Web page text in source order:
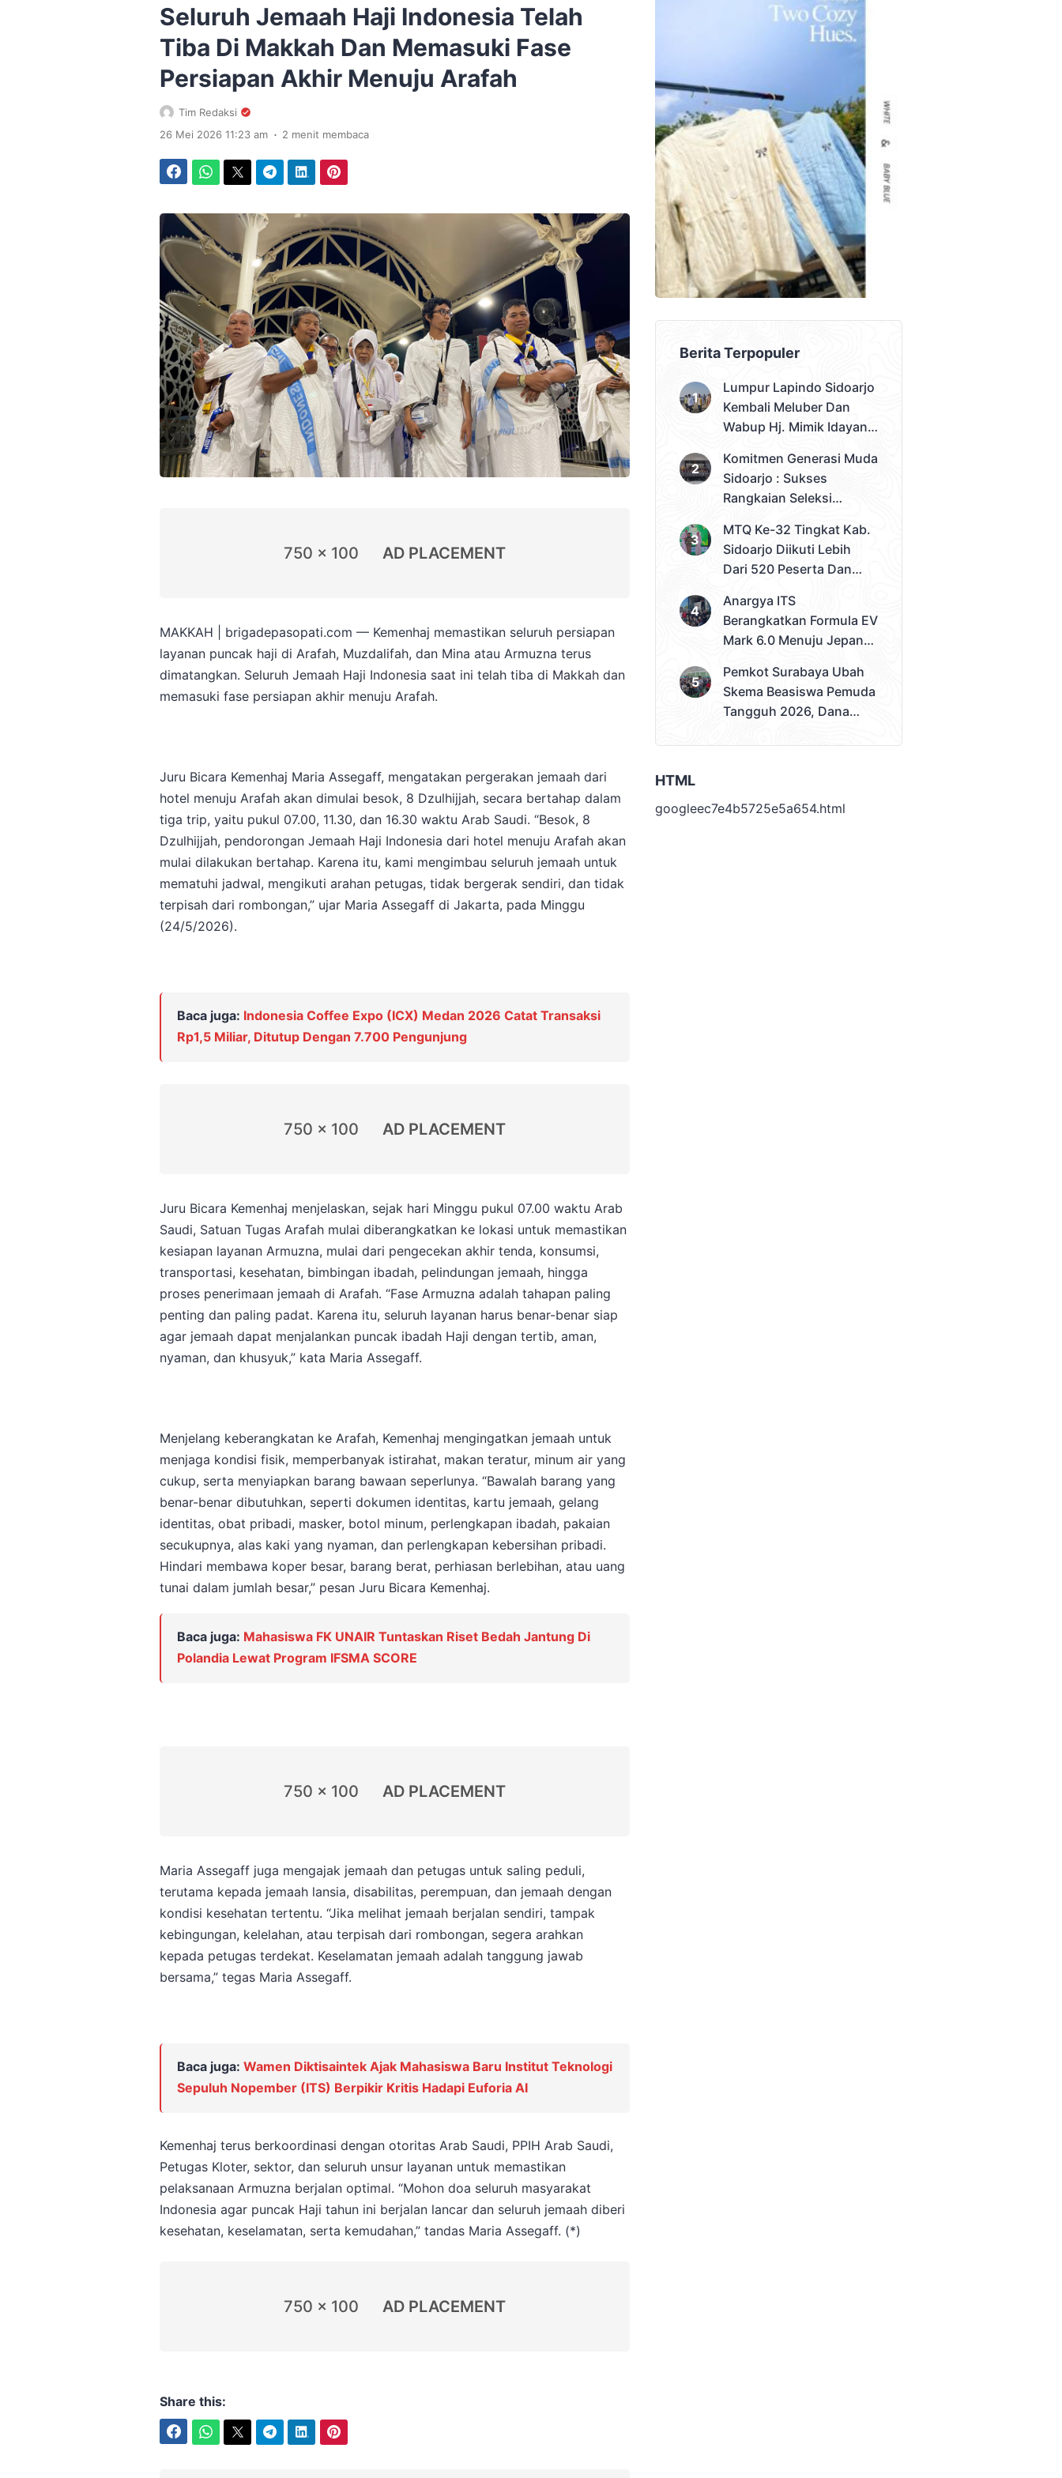
Seluruh Jemaah Haji Indonesia Telah
Tiba Di Makkah Dan Memasuki Fase
Persiapan Akhir Menuju Arafah
Tim Redaksi
26 Mei 2026 11:23 am . 2 menit membaca
750 x 100 AD PLACEMENT
MAKKAH | brigadepasopati.com — Kemenhaj memastikan seluruh persiapan
layanan puncak haji di Arafah, Muzdalifah, dan Mina atau Armuzna terus
dimatangkan. Seluruh Jemaah Haji Indonesia saat ini telah tiba di Makkah dan
memasuki fase persiapan akhir menuju Arafah.
Juru Bicara Kemenhaj Maria Assegaff, mengatakan pergerakan jemaah dari
hotel menuju Arafah akan dimulai besok, 8 Dzulhijjah, secara bertahap dalam
tiga trip, yaitu pukul 07.00, 11.30, dan 16.30 waktu Arab Saudi. “Besok, 8
Dzulhijjah, pendorongan Jemaah Haji Indonesia dari hotel menuju Arafah akan
mulai dilakukan bertahap. Karena itu, kami mengimbau seluruh jemaah untuk
mematuhi jadwal, mengikuti arahan petugas, tidak bergerak sendiri, dan tidak
terpisah dari rombongan,” ujar Maria Assegaff di Jakarta, pada Minggu
(24/5/2026).
Baca juga: Indonesia Coffee Expo (ICX) Medan 2026 Catat Transaksi
Rp1,5 Miliar, Ditutup Dengan 7.700 Pengunjung
750 x 100 AD PLACEMENT
Juru Bicara Kemenhaj menjelaskan, sejak hari Minggu pukul 07.00 waktu Arab
Saudi, Satuan Tugas Arafah mulai diberangkatkan ke lokasi untuk memastikan
kesiapan layanan Armuzna, mulai dari pengecekan akhir tenda, konsumsi,
transportasi, kesehatan, bimbingan ibadah, pelindungan jemaah, hingga
proses penerimaan jemaah di Arafah. “Fase Armuzna adalah tahapan paling
penting dan paling padat. Karena itu, seluruh layanan harus benar-benar siap
agar jemaah dapat menjalankan puncak ibadah Haji dengan tertib, aman,
nyaman, dan khusyuk,” kata Maria Assegaff.
Menjelang keberangkatan ke Arafah, Kemenhaj mengingatkan jemaah untuk
menjaga kondisi fisik, memperbanyak istirahat, makan teratur, minum air yang
cukup, serta menyiapkan barang bawaan seperlunya. “Bawalah barang yang
benar-benar dibutuhkan, seperti dokumen identitas, kartu jemaah, gelang
identitas, obat pribadi, masker, botol minum, perlengkapan ibadah, pakaian
secukupnya, alas kaki yang nyaman, dan perlengkapan kebersihan pribadi.
Hindari membawa koper besar, barang berat, perhiasan berlebihan, atau uang
tunai dalam jumlah besar,” pesan Juru Bicara Kemenhaj.
Baca juga: Mahasiswa FK UNAIR Tuntaskan Riset Bedah Jantung Di
Polandia Lewat Program IFSMA SCORE
750 x 100 AD PLACEMENT
Maria Assegaff juga mengajak jemaah dan petugas untuk saling peduli,
terutama kepada jemaah lansia, disabilitas, perempuan, dan jemaah dengan
kondisi kesehatan tertentu. “Jika melihat jemaah berjalan sendiri, tampak
kebingungan, kelelahan, atau terpisah dari rombongan, segera arahkan
kepada petugas terdekat. Keselamatan jemaah adalah tanggung jawab
bersama,” tegas Maria Assegaff.
Baca juga: Wamen Diktisaintek Ajak Mahasiswa Baru Institut Teknologi
Sepuluh Nopember (ITS) Berpikir Kritis Hadapi Euforia AI
Kemenhaj terus berkoordinasi dengan otoritas Arab Saudi, PPIH Arab Saudi,
Petugas Kloter, sektor, dan seluruh unsur layanan untuk memastikan
pelaksanaan Armuzna berjalan optimal. “Mohon doa seluruh masyarakat
Indonesia agar puncak Haji tahun ini berjalan lancar dan seluruh jemaah diberi
kesehatan, keselamatan, serta kemudahan,” tandas Maria Assegaff. (*)
750 x 100 AD PLACEMENT
Share this:
Berita Terpopuler
Lumpur Lapindo Sidoarjo
Kembali Meluber Dan
Wabup Hj. Mimik Idayana
Komitmen Generasi Muda
Sidoarjo : Sukses
Rangkaian Seleksi
Pemilihan Duta Muda
Sidoarjo 2026
MTQ Ke-32 Tingkat Kab.
Sidoarjo Diikuti Lebih
Dari 520 Peserta Dan
Juara Umum
Anargya ITS
Berangkatkan Formula EV
Mark 6.0 Menuju Jepang,
2026
Pemkot Surabaya Ubah
Skema Beasiswa Pemuda
Tangguh 2026, Dana
Sekolah
HTML
googleec7e4b5725e5a654.html